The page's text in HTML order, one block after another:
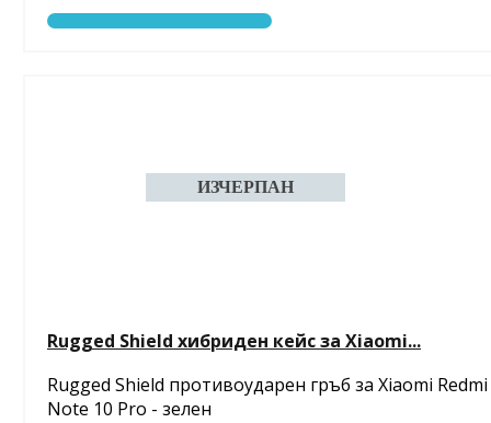
Rugged Shield хибриден кейс за Xiaomi...
Rugged Shield противоударен гръб за Xiaomi Redmi
Note 10 Pro - зелен